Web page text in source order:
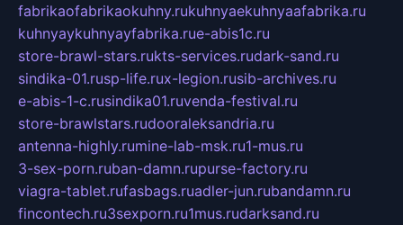
fabrikaofabrikaokuhny.rukuhnyaekuhnyaafabrika.ru
kuhnyaykuhnyayfabrika.rue-abis1c.ru
store-brawl-stars.rukts-services.rudark-sand.ru
sindika-01.rusp-life.rux-legion.rusib-archives.ru
e-abis-1-c.rusindika01.ruvenda-festival.ru
store-brawlstars.rudooraleksandria.ru
antenna-highly.rumine-lab-msk.ru1-mus.ru
3-sex-porn.ruban-damn.rupurse-factory.ru
viagra-tablet.rufasbags.ruadler-jun.rubandamn.ru
fincontech.ru3sexporn.ru1mus.rudarksand.ru